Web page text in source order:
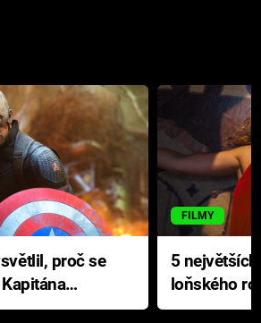
proč se
FILMY
5 největších
loňského
jediné